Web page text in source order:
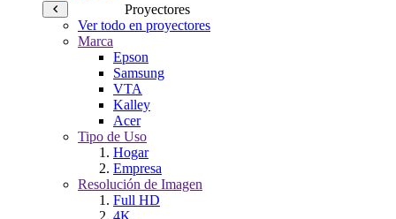
Proyectores
Ver todo en proyectores
Marca
Epson
Samsung
VTA
Kalley
Acer
Tipo de Uso
Hogar
Empresa
Resolución de Imagen
Full HD
4K